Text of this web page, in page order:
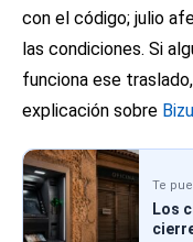
con el código; julio
las condiciones. Si
funciona ese
explicación sobre
Te
Los